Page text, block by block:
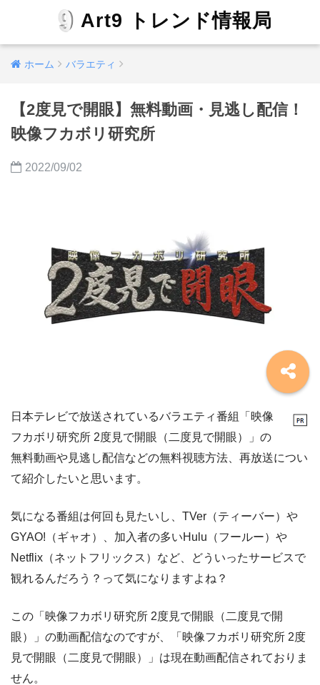
Art9 トレンド情報局
ホーム バラエティ
【2度見で開眼】無料動画・見逃し配信！
映像フカボリ研究所
2022/09/02
日本テレビで放送されているバラエティ番組「映像
フカボリ研究所 2度見で開眼（二度見で開眼）」の
無料動画や見逃し配信などの無料視聴方法、再放送につい
て紹介したいと思います。
気になる番組は何回も見たいし、TVer（ティーバー）や
GYAO!（ギャオ）、加入者の多いHulu（フールー）や
Netflix（ネットフリックス）など、どういったサービスで
観れるんだろう？って気になりますよね？
この「映像フカボリ研究所 2度見で開眼（二度見で開
眼）」の動画配信なのですが、「映像フカボリ研究所 2度
見で開眼（二度見で開眼）」は現在動画配信されておりま
せん。